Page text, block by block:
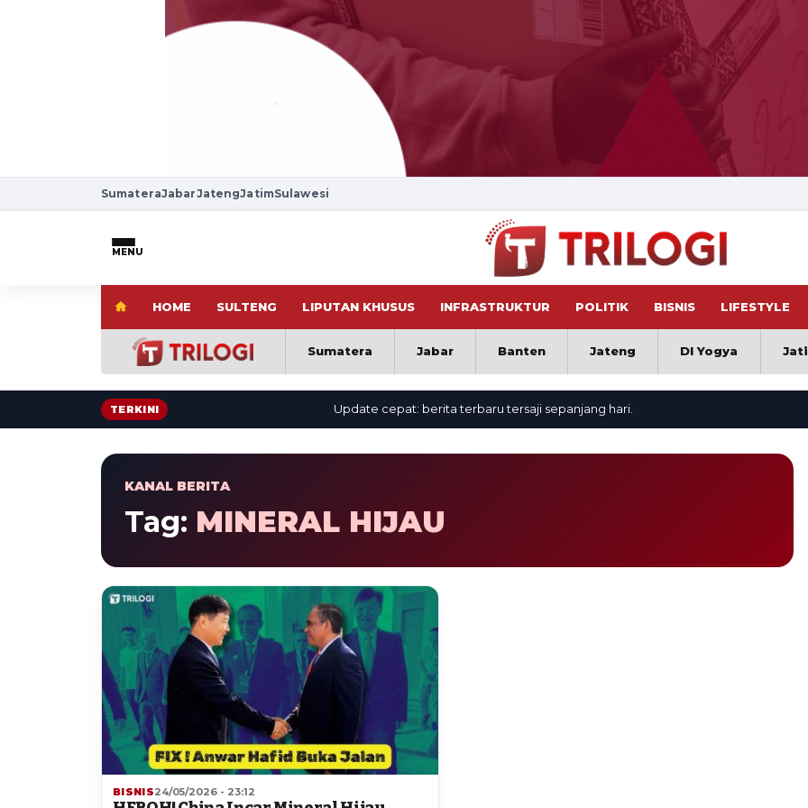
SumateraJabarJatengJatimSulawesi
MENU
HOME SULTENG LIPUTAN KHUSUS INFRASTRUKTUR POLITIK BISNIS LIFESTYLE
Sumatera Jabar Banten Jateng DI Yogya
TERKINI Update cepat: berita terbaru tersaji sepanjang hari.
KANAL BERITA
Tag: MINERAL HIJAU
BISNIS24/05/2026 - 23:12